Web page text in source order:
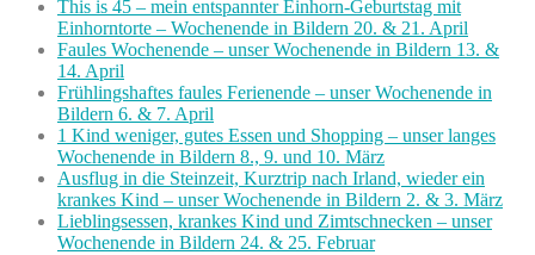
This is 45 – mein entspannter Einhorn-Geburtstag mit
Einhorntorte – Wochenende in Bildern 20. & 21. April
Faules Wochenende – unser Wochenende in Bildern 13. &
14. April
Frühlingshaftes faules Ferienende – unser Wochenende in
Bildern 6. & 7. April
1 Kind weniger, gutes Essen und Shopping – unser langes
Wochenende in Bildern 8., 9. und 10. März
Ausflug in die Steinzeit, Kurztrip nach Irland, wieder ein
krankes Kind – unser Wochenende in Bildern 2. & 3. März
Lieblingsessen, krankes Kind und Zimtschnecken – unser
Wochenende in Bildern 24. & 25. Februar